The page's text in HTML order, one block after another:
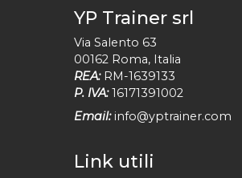
YP Trainer srl
Via Salento 63
00162 Roma, Italia
REA: RM-1639133
P. IVA: 16171391002
Email: info@yptrainer.com
Link utili